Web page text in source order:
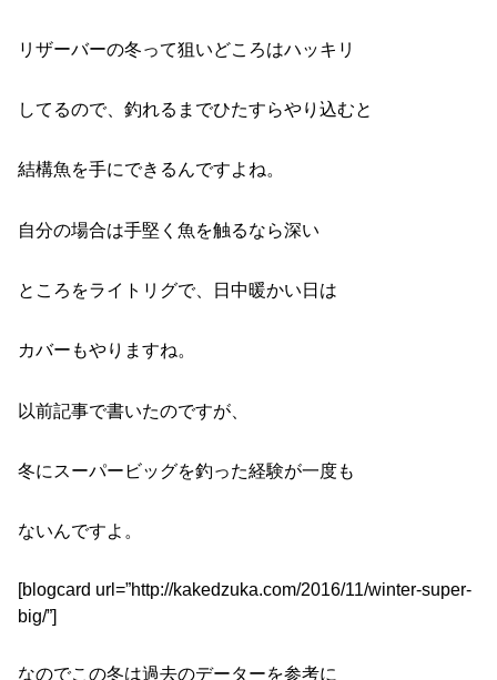
リザーバーの冬って狙いどころはハッキリ
してるので、釣れるまでひたすらやり込むと
結構魚を手にできるんですよね。
自分の場合は手堅く魚を触るなら深い
ところをライトリグで、日中暖かい日は
カバーもやりますね。
以前記事で書いたのですが、
冬にスーパービッグを釣った経験が一度も
ないんですよ。
[blogcard url=”http://kakedzuka.com/2016/11/winter-super-
big/”]
なのでこの冬は過去のデーターを参考に